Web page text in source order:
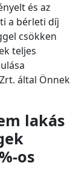
és az
a bérleti díj
csökken
teljes
által Önnek
lakás
os